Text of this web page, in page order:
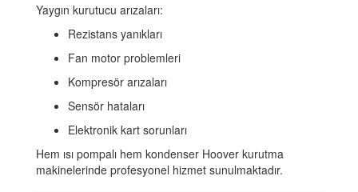
Yaygın kurutucu arızaları:
Rezistans yanıkları
Fan motor problemleri
Kompresör arızaları
Sensör hataları
Elektronik kart sorunları
Hem ısı pompalı hem kondenser Hoover kurutma
makinelerinde profesyonel hizmet sunulmaktadır.